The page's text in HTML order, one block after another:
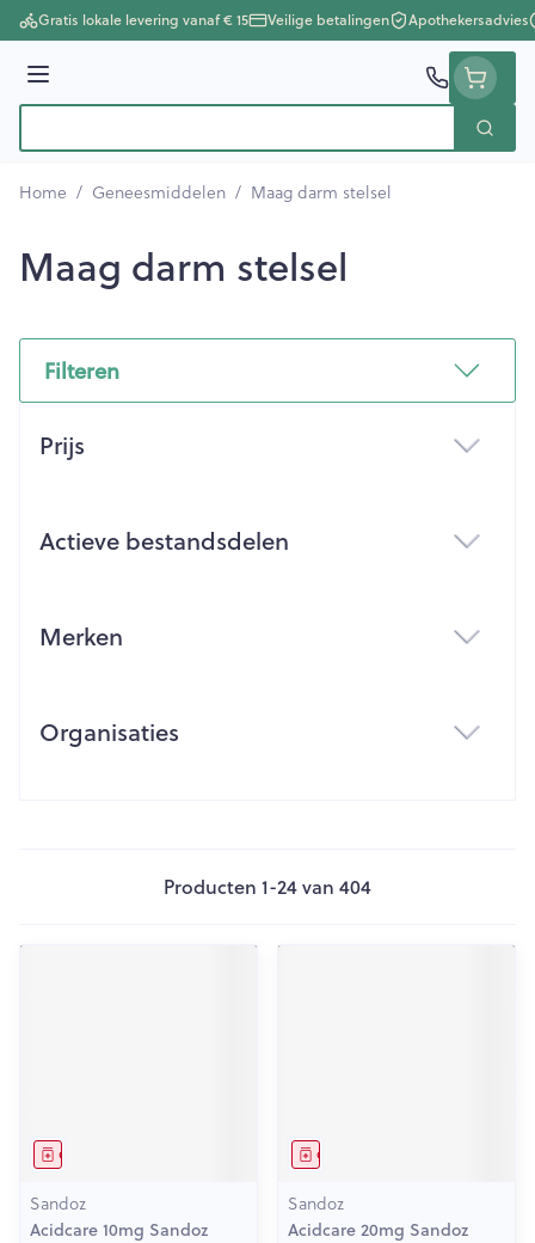
Ga naar de inhoud
Gratis lokale levering vanaf € 15 Veilige betalingen Apothekersadvies
Menu
Zoek
Home / Geneesmiddelen / Maag darm stelsel
Maag darm stelsel
Filteren
Prijs
Actieve bestandsdelen
Merken
Organisaties
Producten 1-24van 404
Geneesmiddel
Sandoz
Acidcare 10mg Sandoz
Geneesmiddel
Sandoz
Acidcare 20mg Sandoz